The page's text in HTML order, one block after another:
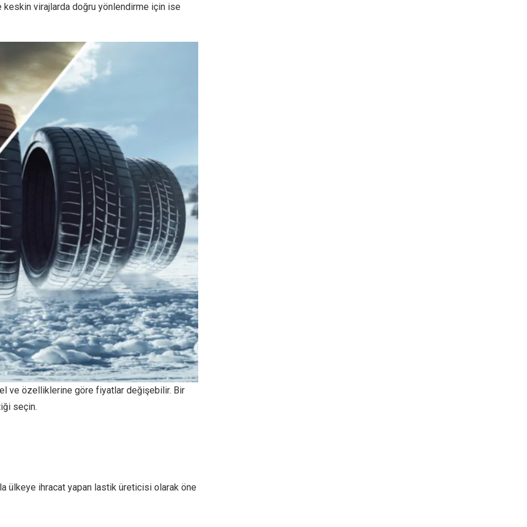
keskin virajlarda doğru yönlendirme için ise
ve özelliklerine göre fiyatlar değişebilir. Bir
seçin.
ülkeye ihracat yapan lastik üreticisi olarak öne